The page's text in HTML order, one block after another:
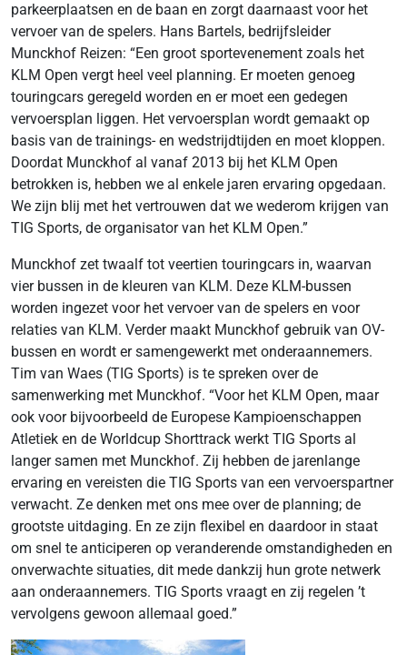
parkeerplaatsen en de baan en zorgt daarnaast voor het
vervoer van de spelers. Hans Bartels, bedrijfsleider
Munckhof Reizen: “Een groot sportevenement zoals het
KLM Open vergt heel veel planning. Er moeten genoeg
touringcars geregeld worden en er moet een gedegen
vervoersplan liggen. Het vervoersplan wordt gemaakt op
basis van de trainings- en wedstrijdtijden en moet kloppen.
Doordat Munckhof al vanaf 2013 bij het KLM Open
betrokken is, hebben we al enkele jaren ervaring opgedaan.
We zijn blij met het vertrouwen dat we wederom krijgen van
TIG Sports, de organisator van het KLM Open.”
Munckhof zet twaalf tot veertien touringcars in, waarvan
vier bussen in de kleuren van KLM. Deze KLM-bussen
worden ingezet voor het vervoer van de spelers en voor
relaties van KLM. Verder maakt Munckhof gebruik van OV-
bussen en wordt er samengewerkt met onderaannemers.
Tim van Waes (TIG Sports) is te spreken over de
samenwerking met Munckhof. “Voor het KLM Open, maar
ook voor bijvoorbeeld de Europese Kampioenschappen
Atletiek en de Worldcup Shorttrack werkt TIG Sports al
langer samen met Munckhof. Zij hebben de jarenlange
ervaring en vereisten die TIG Sports van een vervoerspartner
verwacht. Ze denken met ons mee over de planning; de
grootste uitdaging. En ze zijn flexibel en daardoor in staat
om snel te anticiperen op veranderende omstandigheden en
onverwachte situaties, dit mede dankzij hun grote netwerk
aan onderaannemers. TIG Sports vraagt en zij regelen ’t
vervolgens gewoon allemaal goed.”